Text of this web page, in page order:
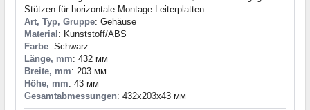
Stützen für horizontale Montage Leiterplatten.
Art, Typ, Gruppe: Gehäuse
Material : Kunststoff/ABS
Farbe: Schwarz
Länge, mm: 432 мм
Breite, mm: 203 мм
Höhe, mm: 43 мм
Gesamtabmessungen: 432x203x43 мм